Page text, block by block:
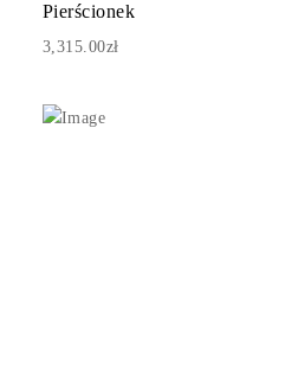
Pierścionek
3,315.00zł